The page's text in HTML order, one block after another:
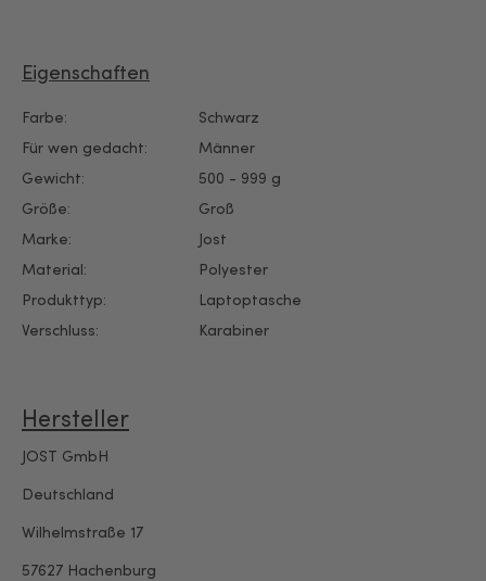
Eigenschaften
Farbe:
Schwarz
Für wen gedacht:
Männer
Gewicht:
500 - 999 g
Größe:
Groß
Marke:
Jost
Material:
Polyester
Produkttyp:
Laptoptasche
Verschluss:
Karabiner
Hersteller
JOST GmbH
Deutschland
Wilhelmstraße 17
57627 Hachenburg